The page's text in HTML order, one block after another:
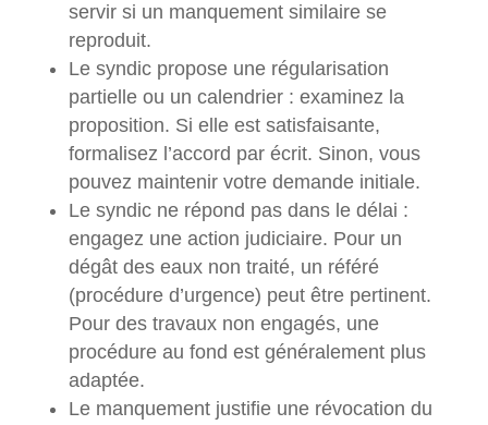
servir si un manquement similaire se
reproduit.
Le syndic propose une régularisation
partielle ou un calendrier : examinez la
proposition. Si elle est satisfaisante,
formalisez l’accord par écrit. Sinon, vous
pouvez maintenir votre demande initiale.
Le syndic ne répond pas dans le délai :
engagez une action judiciaire. Pour un
dégât des eaux non traité, un référé
(procédure d’urgence) peut être pertinent.
Pour des travaux non engagés, une
procédure au fond est généralement plus
adaptée.
Le manquement justifie une révocation du